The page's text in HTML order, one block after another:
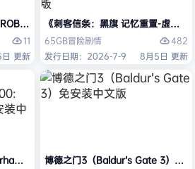
WARS Y）免安装中文版
11
更新
《刺客信条：黑旗 记忆重置-虚拟
65GB冒险剧情
482
发行日期：2026-7-9
8月5日 更新
40,000: Space Marine 2）免安装
博德之门3（Baldur’s Gate 3）免安